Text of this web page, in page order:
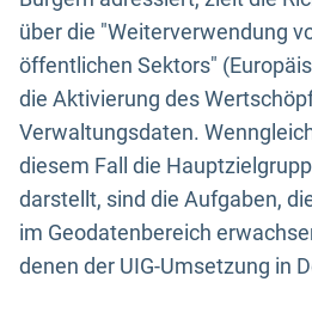
über die "Weiterverwendung
öffentlichen Sektors"
die Aktivierung des
Verwaltungsdaten.
diesem Fall die
darstellt, sind die Aufgaben,
im Geodatenbereich
denen der UIG-Umsetzung in